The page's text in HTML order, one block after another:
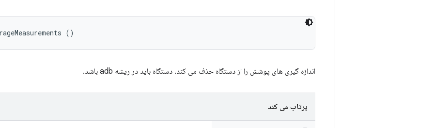
()
اندازه گیری های پوشش را از دستگاه حذف می کند. دستگاه باید در ریشه adb باشد.
پرتاب می کند